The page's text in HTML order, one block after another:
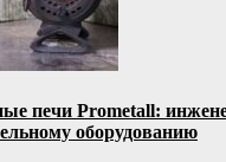
печи Prometall:
оборудованию